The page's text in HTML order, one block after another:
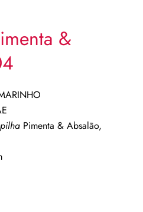
&
Pimenta & Absalão,